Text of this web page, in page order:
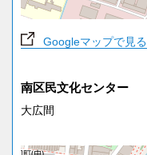
Googleマップで見る
南区民文化センター
大広間